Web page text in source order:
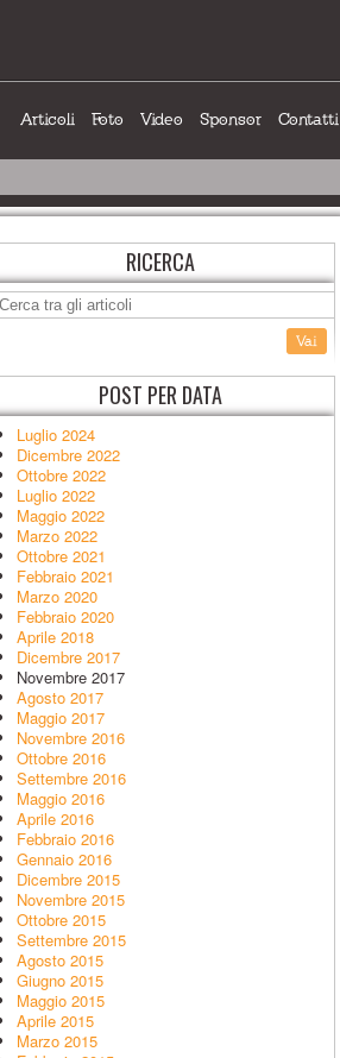
Articoli Foto Video Sponsor Contatti
RICERCA
POST PER DATA
Luglio 2024
Dicembre 2022
Ottobre 2022
Luglio 2022
Maggio 2022
Marzo 2022
Ottobre 2021
Febbraio 2021
Marzo 2020
Febbraio 2020
Aprile 2018
Dicembre 2017
Novembre 2017
Agosto 2017
Maggio 2017
Novembre 2016
Ottobre 2016
Settembre 2016
Maggio 2016
Aprile 2016
Febbraio 2016
Gennaio 2016
Dicembre 2015
Novembre 2015
Ottobre 2015
Settembre 2015
Agosto 2015
Giugno 2015
Maggio 2015
Aprile 2015
Marzo 2015